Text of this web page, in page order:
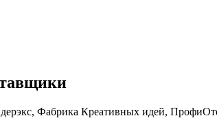
Фабрика Креативных идей,